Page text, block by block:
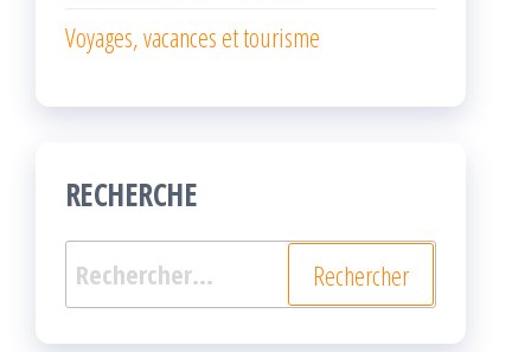
Voyages, vacances et tourisme
RECHERCHE
Rechercher :